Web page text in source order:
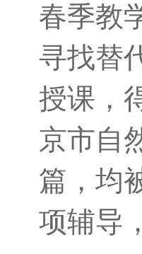
春季教
寻找替
授课，
京市自
篇，均
项辅导